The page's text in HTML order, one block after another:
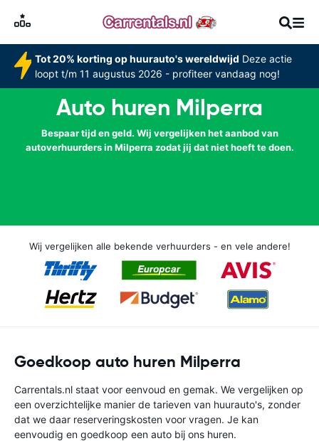
Tot 20% korting op huurauto's wereldwijd Deze actie
loopt t/m 11 augustus 2026 - profiteer vandaag nog!
Auto huren Milperra
Bespaar tijd en geld. Wij vergelijken het aanbod van
autoverhuurders in Milperra zodat jij dat niet hoeft te doen.
Wij vergelijken alle bekende verhuurders - en vele andere!
Goedkoop auto huren Milperra
Carrentals.nl staat voor eenvoud en gemak. We vergelijken op
een overzichtelijke manier de tarieven van huurauto's, zonder
dat we daar reserveringskosten voor vragen. Je kan
eenvoudig en goedkoop een auto bij ons huren.